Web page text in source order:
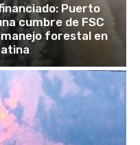
Puerto
cumbre de FSC
forestal en